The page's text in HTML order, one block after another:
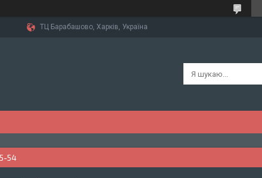
ТЦ Барабашово, Харків, Україна
54